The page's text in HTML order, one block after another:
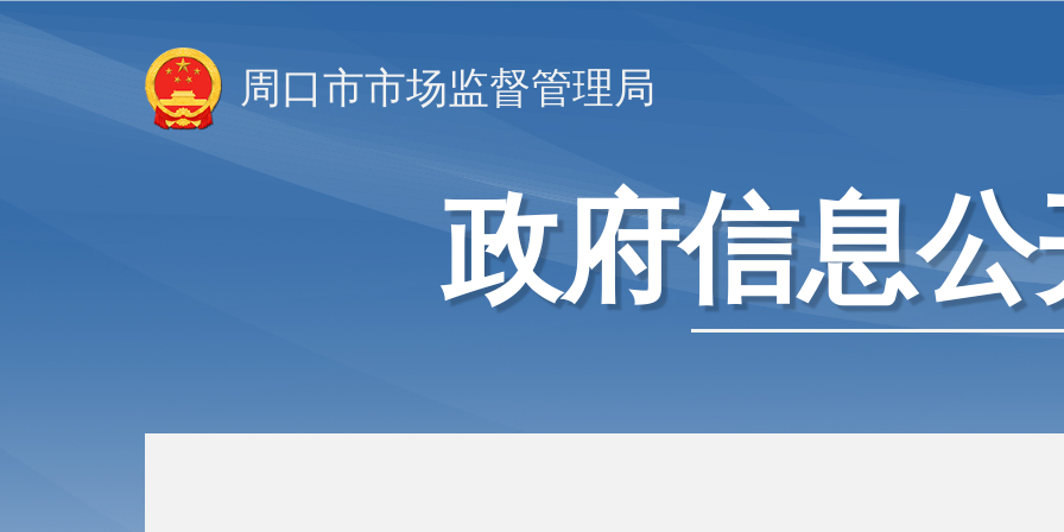
周口市市场监督管理局
政府信息公